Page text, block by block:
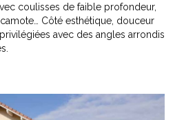
coulisses de faible profondeur,
Côté esthétique, douceur
avec des angles arrondis